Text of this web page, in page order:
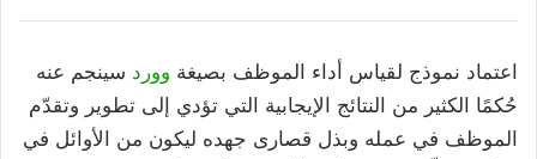
اعتماد نموذج لقياس أداء الموظف بصيغة وورد سينجم عنه
حُكمًا الكثير من النتائج الإيجابية التي تؤدي إلى تطوير وتقدّم
الموظف في عمله وبذل قصارى جهده ليكون من الأوائل في